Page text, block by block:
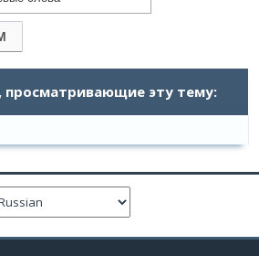
просматривающие эту тему: